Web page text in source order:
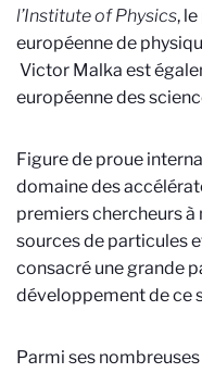
l’Institute of Physics,
européenne de
Victor Malka est
européenne des
Figure de proue
domaine des
premiers chercheurs
sources de particules
consacré une grande
développement de ce
Parmi ses